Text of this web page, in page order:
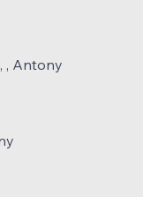
, Antony